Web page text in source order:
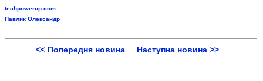
techpowerup.com
Павлик Олександр
<< Попередня новина Наступна новина >>